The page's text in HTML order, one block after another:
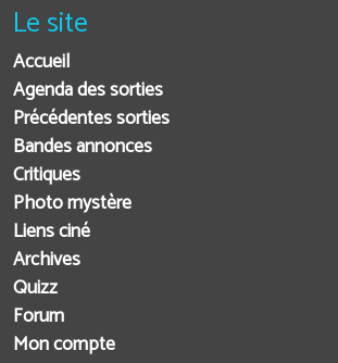
Le site
Accueil
Agenda des sorties
Précédentes sorties
Bandes annonces
Critiques
Photo mystère
Liens ciné
Archives
Quizz
Forum
Mon compte